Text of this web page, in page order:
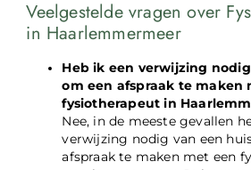
Veelgestelde vragen over
in Haarlemmermeer
Heb ik een verwijzing
om een afspraak te maken
fysiotherapeut in
Nee, in de meeste gevallen
verwijzing nodig van een
afspraak te maken met een